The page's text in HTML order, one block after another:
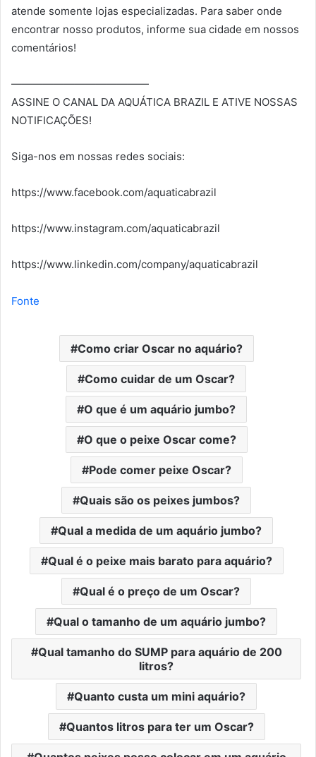
atende somente lojas especializadas. Para saber onde
encontrar nosso produtos, informe sua cidade em nossos
comentários!
—————————————
ASSINE O CANAL DA AQUÁTICA BRAZIL E ATIVE NOSSAS
NOTIFICAÇÕES!
Siga-nos em nossas redes sociais:
https://www.facebook.com/aquaticabrazil
https://www.instagram.com/aquaticabrazil
https://www.linkedin.com/company/aquaticabrazil
Fonte
Como criar Oscar no aquário?
Como cuidar de um Oscar?
O que é um aquário jumbo?
O que o peixe Oscar come?
Pode comer peixe Oscar?
Quais são os peixes jumbos?
Qual a medida de um aquário jumbo?
Qual é o peixe mais barato para aquário?
Qual é o preço de um Oscar?
Qual o tamanho de um aquário jumbo?
Qual tamanho do SUMP para aquário de 200
litros?
Quanto custa um mini aquário?
Quantos litros para ter um Oscar?